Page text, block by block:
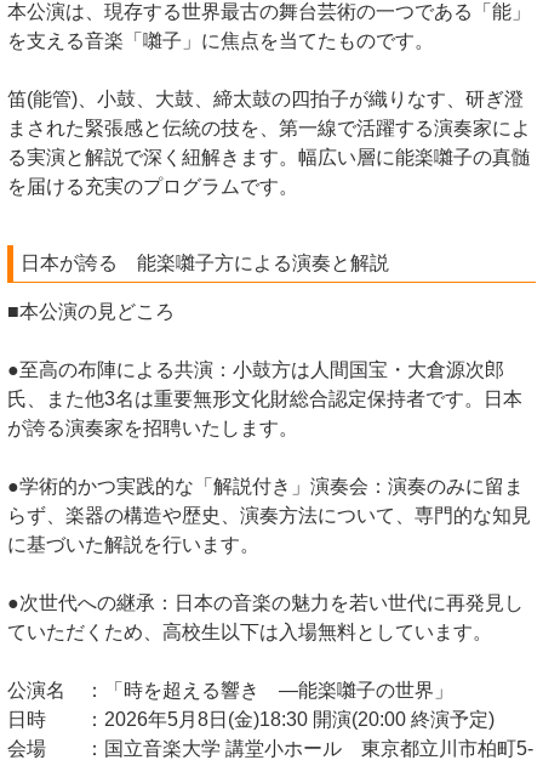
本公演は、現存する世界最古の舞台芸術の一つである「能」
を支える音楽「囃子」に焦点を当てたものです。
笛(能管)、小鼓、大鼓、締太鼓の四拍子が織りなす、研ぎ澄
まされた緊張感と伝統の技を、第一線で活躍する演奏家によ
る実演と解説で深く紐解きます。幅広い層に能楽囃子の真髄
を届ける充実のプログラムです。
日本が誇る 能楽囃子方による演奏と解説
■本公演の見どころ
●至高の布陣による共演：小鼓方は人間国宝・大倉源次郎
氏、また他3名は重要無形文化財総合認定保持者です。日本
が誇る演奏家を招聘いたします。
●学術的かつ実践的な「解説付き」演奏会：演奏のみに留ま
らず、楽器の構造や歴史、演奏方法について、専門的な知見
に基づいた解説を行います。
●次世代への継承：日本の音楽の魅力を若い世代に再発見し
ていただくため、高校生以下は入場無料としています。
公演名 ：「時を超える響き ―能楽囃子の世界」
日時 ：2026年5月8日(金)18:30 開演(20:00 終演予定)
会場 ：国立音楽大学 講堂小ホール 東京都立川市柏町5-